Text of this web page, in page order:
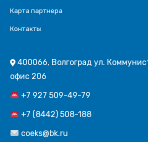
Карта партнера
Контакты
400066, Волгоград ул.
офис 206
+7 927 509-49-79
+7 (8442) 508-188
coeks@bk.ru